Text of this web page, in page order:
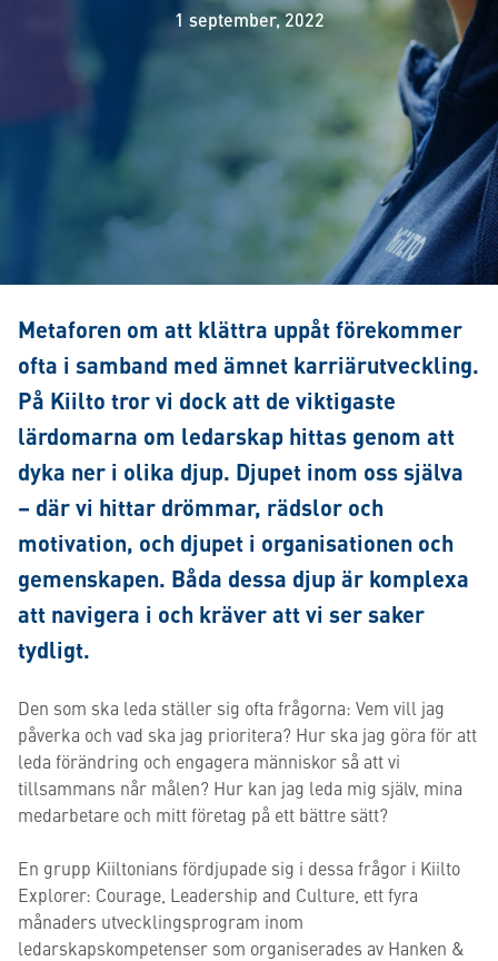
1 september, 2022
Metaforen om att klättra uppåt förekommer
ofta i samband med ämnet karriärutveckling.
På Kiilto tror vi dock att de viktigaste
lärdomarna om ledarskap hittas genom att
dyka ner i olika djup. Djupet inom oss själva
– där vi hittar drömmar, rädslor och
motivation, och djupet i organisationen och
gemenskapen. Båda dessa djup är komplexa
att navigera i och kräver att vi ser saker
tydligt.
Den som ska leda ställer sig ofta frågorna: Vem vill jag
påverka och vad ska jag prioritera? Hur ska jag göra för att
leda förändring och engagera människor så att vi
tillsammans når målen? Hur kan jag leda mig själv, mina
medarbetare och mitt företag på ett bättre sätt?
En grupp Kiiltonians fördjupade sig i dessa frågor i Kiilto
Explorer: Courage, Leadership and Culture, ett fyra
månaders utvecklingsprogram inom
ledarskapskompetenser som organiserades av Hanken &